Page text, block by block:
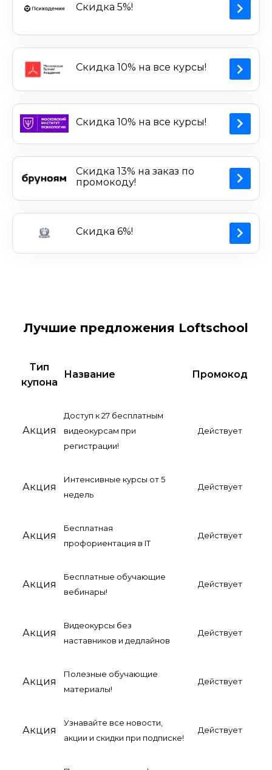
Скидка 5%!
Скидка 10% на все курсы!
Скидка 10% на все курсы!
Скидка 13% на заказ по
промокоду!
Скидка 6%!
Лучшие предложения Loftschool
Тип
купона
Название Промокод
Акция
Доступ к 27 бесплатным
видеокурсам при
регистрации!
Действует
Акция
Интенсивные курсы от 5
недель
Действует
Акция
Бесплатная
профориентация в IT
Действует
Акция
Бесплатные обучающие
вебинары!
Действует
Акция
Видеокурсы без
наставников и дедлайнов
Действует
Акция
Полезные обучающие
материалы!
Действует
Акция
Узнавайте все новости,
акции и скидки при подписке!
Действует